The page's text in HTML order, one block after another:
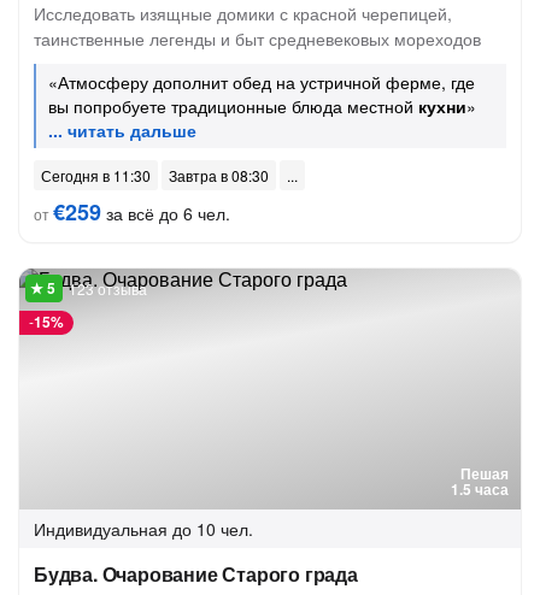
Исследовать изящные домики с красной черепицей,
таинственные легенды и быт средневековых мореходов
«Атмосферу дополнит обед на устричной ферме, где
вы попробуете традиционные блюда местной кухни»
Сегодня в 11:30
Завтра в 08:30
от€259 за всё до 6 чел.
Пешая
1.5 часа
-15%
123 отзыва
Индивидуальная до 10 чел.
Будва. Очарование Старого града